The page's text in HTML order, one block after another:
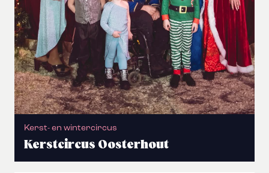
Kerst- en wintercircus
Kerstcircus Oosterhout